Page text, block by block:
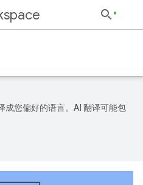
成您偏好的语言。AI 翻译可能包